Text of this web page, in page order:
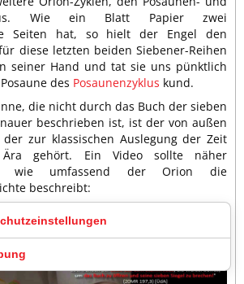
Wie ein Blatt Papier zwei
Seiten hat, so hielt der Engel den
diese letzten beiden Siebener-Reihen
seiner Hand und tat sie uns pünktlich
des Posaunenzyklus kund.
die nicht durch das Buch der sieben
beschrieben ist, ist der von außen
zur klassischen Auslegung der Zeit
gehört. Ein Video sollte näher
wie umfassend der Orion die
beschreibt: